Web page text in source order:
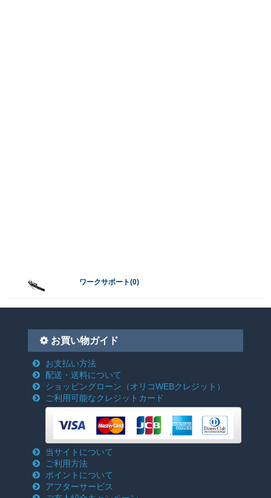
ワークサポート(0)
お買い物ガイド
お支払い方法
配送・送料について
ショッピングローン （オリコWEBクレジット）
ご利用可能なクレジットカード
当サイトについて
ご利用方法
ポイントについて
アフターサービス